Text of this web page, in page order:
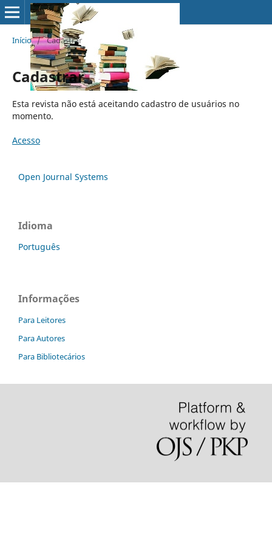
Início / Cadastrar
Cadastrar
Esta revista não está aceitando cadastro de usuários no
momento.
Acesso
Open Journal Systems
Idioma
Português
Informações
Para Leitores
Para Autores
Para Bibliotecários